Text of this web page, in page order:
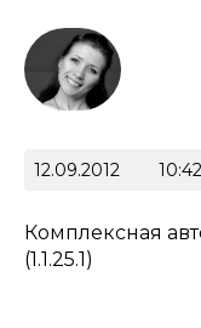
12.09.2012 10:42
Комплексная
(1.1.25.1)